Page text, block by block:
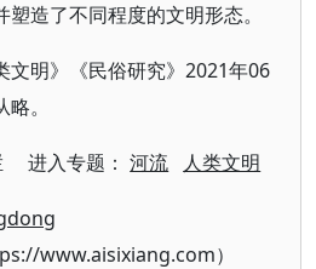
造了不同程度的文明形态。
文明》《民俗研究》2021年06
。
进入专题：河流 人类文明
www.aisixiang.com）